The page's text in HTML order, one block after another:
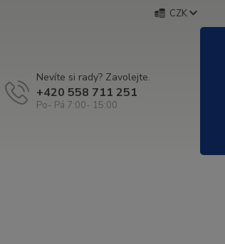
CZK
Nevíte si rady? Zavolejte.
+420 558 711 251
Po- Pá 7:00- 15:00